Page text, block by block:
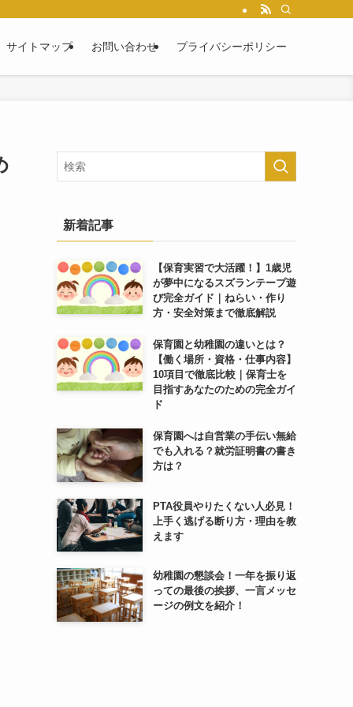
サイトマップ お問い合わせ プライバシーポリシー
新着記事
【保育実習で大活躍！】1歳児
が夢中になるスズランテープ遊
び完全ガイド｜ねらい・作り
方・安全対策まで徹底解説
保育園と幼稚園の違いとは？
【働く場所・資格・仕事内容】
10項目で徹底比較｜保育士を
目指すあなたのための完全ガイ
ド
保育園へは自営業の手伝い無給
でも入れる？就労証明書の書き
方は？
PTA役員やりたくない人必見！
上手く逃げる断り方・理由を教
えます
幼稚園の懇談会！一年を振り返
っての最後の挨拶、一言メッセ
ージの例文を紹介！